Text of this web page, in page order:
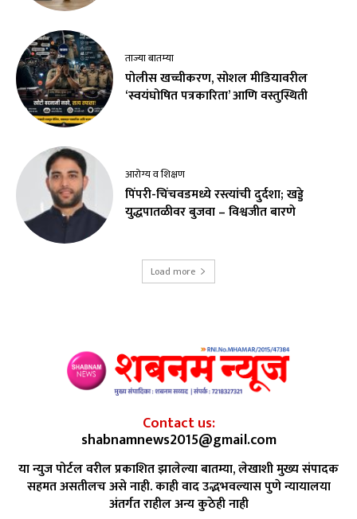
ताज्या बातम्या
पोलीस खच्चीकरण, सोशल मीडियावरील
‘स्वयंघोषित पत्रकारिता’ आणि वस्तुस्थिती
आरोग्य व शिक्षण
पिंपरी-चिंचवडमध्ये रस्त्यांची दुर्दशा; खड्डे
युद्धपातळीवर बुजवा – विश्वजीत बारणे
Load more
Contact us:
shabnamnews2015@gmail.com
या न्युज पोर्टल वरील प्रकाशित झालेल्या बातम्या, लेखाशी मुख्य संपादक
सहमत असतीलच असे नाही. काही वाद उद्भभवल्यास पुणे न्यायालया
अंतर्गत राहील अन्य कुठेही नाही